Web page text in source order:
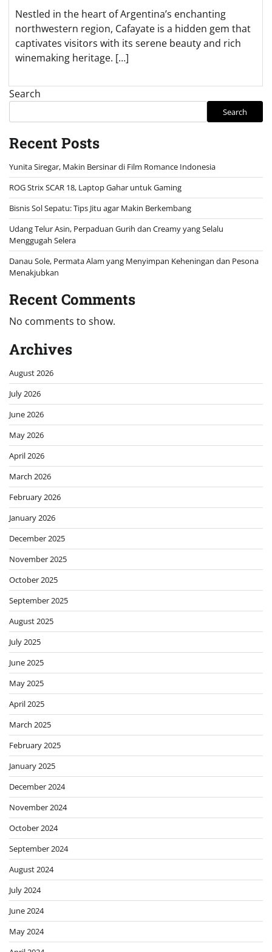
Nestled in the heart of Argentina’s enchanting
northwestern region, Cafayate is a hidden gem that
captivates visitors with its serene beauty and rich
winemaking heritage. […]
Search
Search
Recent Posts
Yunita Siregar, Makin Bersinar di Film Romance Indonesia
ROG Strix SCAR 18, Laptop Gahar untuk Gaming
Bisnis Sol Sepatu: Tips Jitu agar Makin Berkembang
Udang Telur Asin, Perpaduan Gurih dan Creamy yang Selalu
Menggugah Selera
Danau Sole, Permata Alam yang Menyimpan Keheningan dan Pesona
Menakjubkan
Recent Comments
No comments to show.
Archives
August 2026
July 2026
June 2026
May 2026
April 2026
March 2026
February 2026
January 2026
December 2025
November 2025
October 2025
September 2025
August 2025
July 2025
June 2025
May 2025
April 2025
March 2025
February 2025
January 2025
December 2024
November 2024
October 2024
September 2024
August 2024
July 2024
June 2024
May 2024